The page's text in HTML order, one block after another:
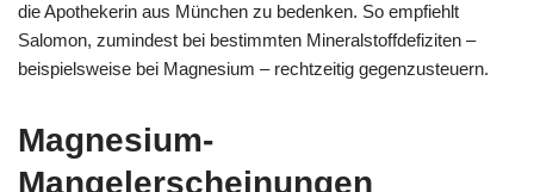
die Apothekerin aus München zu bedenken. So empfiehlt
Salomon, zumindest bei bestimmten Mineralstoffdefiziten –
beispielsweise bei Magnesium – rechtzeitig gegenzusteuern.
Magnesium-
Mangelerscheinungen